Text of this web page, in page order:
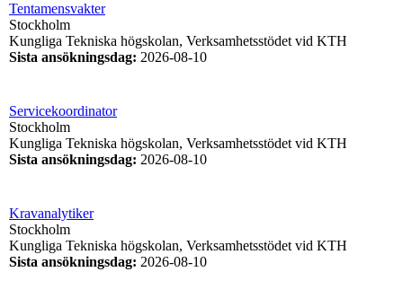
Tentamensvakter
Stockholm
Kungliga Tekniska högskolan, Verksamhetsstödet vid KTH
Sista ansökningsdag: 2026-08-10
Servicekoordinator
Stockholm
Kungliga Tekniska högskolan, Verksamhetsstödet vid KTH
Sista ansökningsdag: 2026-08-10
Kravanalytiker
Stockholm
Kungliga Tekniska högskolan, Verksamhetsstödet vid KTH
Sista ansökningsdag: 2026-08-10